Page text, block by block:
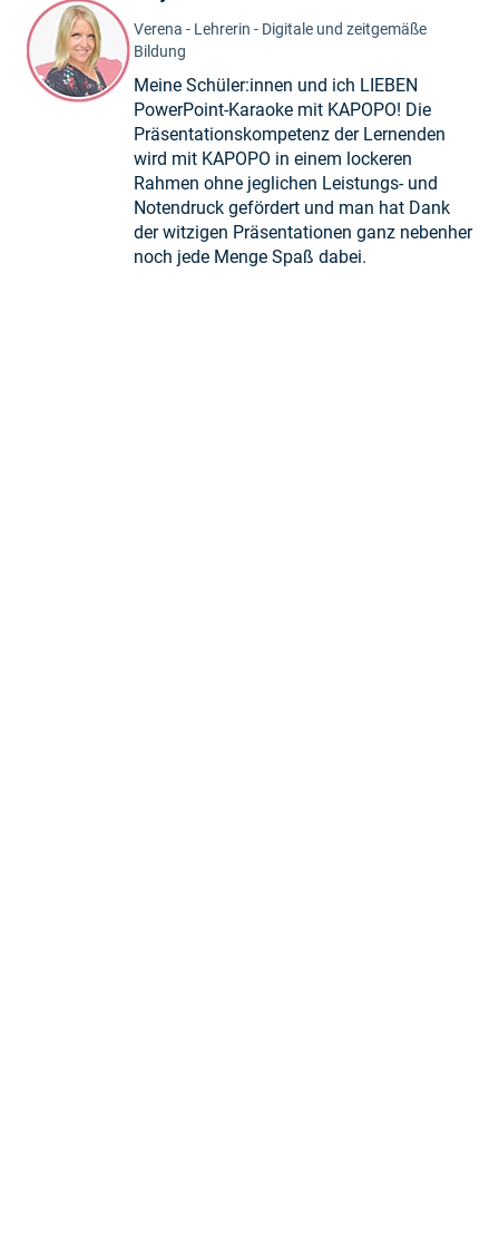
Verena - Lehrerin - Digitale und zeitgemäße
Bildung
Meine Schüler:innen und ich LIEBEN
PowerPoint-Karaoke mit KAPOPO! Die
Präsentationskompetenz der Lernenden
wird mit KAPOPO in einem lockeren
Rahmen ohne jeglichen Leistungs- und
Notendruck gefördert und man hat Dank
der witzigen Präsentationen ganz nebenher
noch jede Menge Spaß dabei.